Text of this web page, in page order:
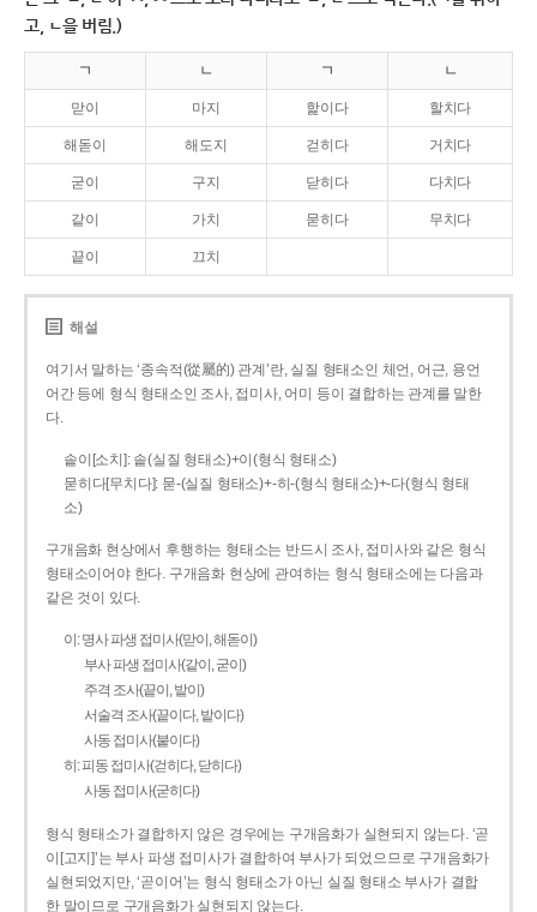
고, ㄴ을 버림.)
ㄱ ㄴ ㄱ ㄴ
맏이 마지 핥이다 할치다
해돋이 해도지 걷히다 거치다
굳이 구지 닫히다 다치다
같이 가치 묻히다 무치다
끝이 끄치
해설
여기서 말하는 ‘종속적(從屬的) 관계’란, 실질 형태소인 체언, 어근, 용언
어간 등에 형식 형태소인 조사, 접미사, 어미 등이 결합하는 관계를 말한
다.
솥이[소치]: 솥(실질 형태소)+이(형식 형태소)
묻히다[무치다]: 묻­-(실질 형태소)+­-히­-(형식 형태소)+-다(형식 형태
소)
구개음화 현상에서 후행하는 형태소는 반드시 조사, 접미사와 같은 형식
형태소이어야 한다. 구개음화 현상에 관여하는 형식 형태소에는 다음과
같은 것이 있다.
이: 명사 파생 접미사(맏이, 해돋이)
부사 파생 접미사(같이, 굳이)
주격 조사(끝이, 밭이)
서술격 조사(끝이다, 밭이다)
사동 접미사(붙이다)
히: 피동 접미사(걷히다, 닫히다)
사동 접미사(굳히다)
형식 형태소가 결합하지 않은 경우에는 구개음화가 실현되지 않는다. ‘곧
이[고지]’는 부사 파생 접미사가 결합하여 부사가 되었으므로 구개음화가
실현되었지만, ‘곧이어’는 형식 형태소가 아닌 실질 형태소 부사가 결합
한 말이므로 구개음화가 실현되지 않는다.